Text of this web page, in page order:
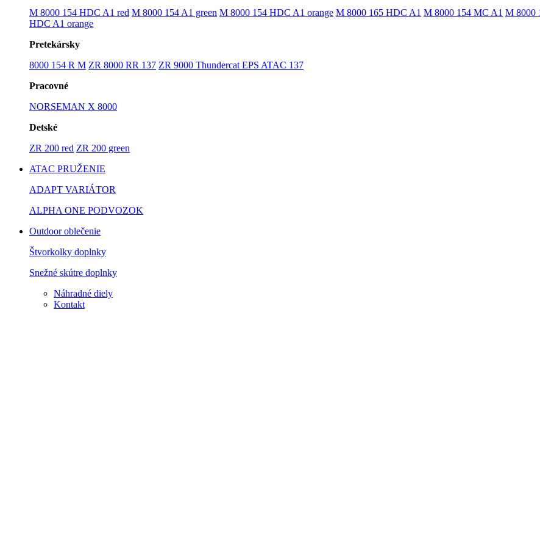
M 8000 154 HDC A1 red M 8000 154 A1 green M 8000 154 HDC A1 orange M 8000 165 HDC A1 M 8000 154 MC A1 M 8000
HDC A1 orange
Pretekársky
8000 154 R M ZR 8000 RR 137 ZR 9000 Thundercat EPS ATAC 137
Pracovné
NORSEMAN X 8000
Detské
ZR 200 red ZR 200 green
ATAC PRUŽENIE
ADAPT VARIÁTOR
ALPHA ONE PODVOZOK
Outdoor oblečenie
Štvorkolky doplnky
Snežné skútre doplnky
Náhradné diely
Kontakt